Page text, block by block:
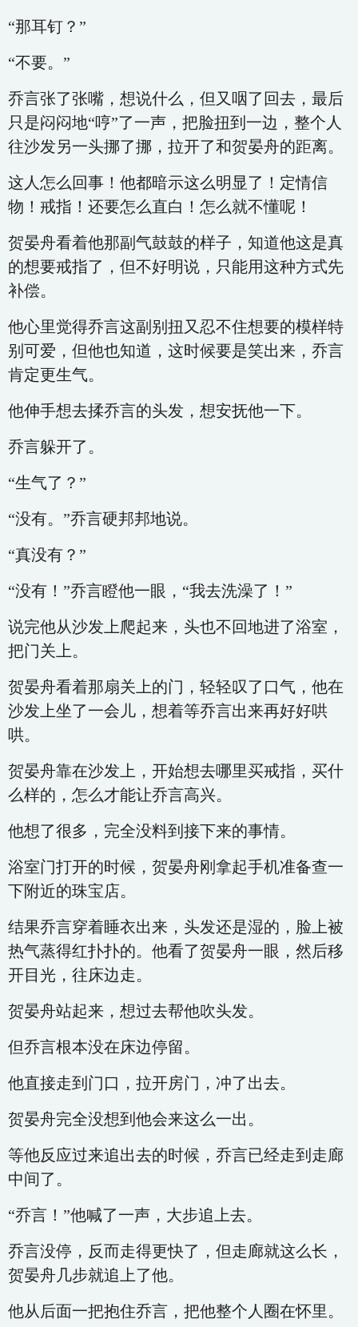
“那耳钉？”
“不要。”
乔言张了张嘴，想说什么，但又咽了回去，最后
只是闷闷地“哼”了一声，把脸扭到一边，整个人
往沙发另一头挪了挪，拉开了和贺晏舟的距离。
这人怎么回事！他都暗示这么明显了！定情信
物！戒指！还要怎么直白！怎么就不懂呢！
贺晏舟看着他那副气鼓鼓的样子，知道他这是真
的想要戒指了，但不好明说，只能用这种方式先
补偿。
他心里觉得乔言这副别扭又忍不住想要的模样特
别可爱，但他也知道，这时候要是笑出来，乔言
肯定更生气。
他伸手想去揉乔言的头发，想安抚他一下。
乔言躲开了。
“生气了？”
“没有。”乔言硬邦邦地说。
“真没有？”
“没有！”乔言瞪他一眼，“我去洗澡了！”
说完他从沙发上爬起来，头也不回地进了浴室，
把门关上。
贺晏舟看着那扇关上的门，轻轻叹了口气，他在
沙发上坐了一会儿，想着等乔言出来再好好哄
哄。
贺晏舟靠在沙发上，开始想去哪里买戒指，买什
么样的，怎么才能让乔言高兴。
他想了很多，完全没料到接下来的事情。
浴室门打开的时候，贺晏舟刚拿起手机准备查一
下附近的珠宝店。
结果乔言穿着睡衣出来，头发还是湿的，脸上被
热气蒸得红扑扑的。他看了贺晏舟一眼，然后移
开目光，往床边走。
贺晏舟站起来，想过去帮他吹头发。
但乔言根本没在床边停留。
他直接走到门口，拉开房门，冲了出去。
贺晏舟完全没想到他会来这么一出。
等他反应过来追出去的时候，乔言已经走到走廊
中间了。
“乔言！”他喊了一声，大步追上去。
乔言没停，反而走得更快了，但走廊就这么长，
贺晏舟几步就追上了他。
他从后面一把抱住乔言，把他整个人圈在怀里。